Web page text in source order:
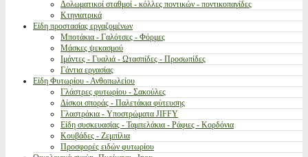
Δολωματικοί σταθμοί - κόλλες ποντικών - ποντικοπαγίδες
Κτηνιατρικά
Είδη προστασίας εργαζομένων
Μποτάκια - Γαλότσες - Φόρμες
Μάσκες ψεκασμού
Ιμάντες - Γυαλιά - Ωτασπίδες - Προσωπίδες
Γάντια εργασίας
Είδη Φυτωρίου - Ανθοπωλείου
Γλάστρες φυτωρίου - Σακούλες
Δίσκοι σποράς - Παλετάκια φύτευσης
Γλαστράκια - Υποστρώματα JIFFY
Είδη συσκευασίας - Ταμπελάκια - Ράφιες - Κορδόνια
Κουβάδες - Ζεμπίλια
Προσφορές ειδών φυτωρίου